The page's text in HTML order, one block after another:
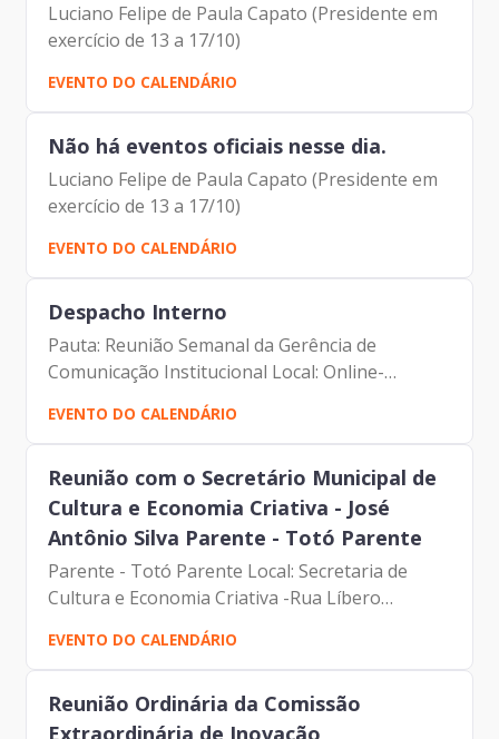
Luciano Felipe de Paula Capato (Presidente em
exercício de 13 a 17/10)
EVENTO DO CALENDÁRIO
Não há eventos oficiais nesse dia.
Luciano Felipe de Paula Capato (Presidente em
exercício de 13 a 17/10)
EVENTO DO CALENDÁRIO
Despacho Interno
Pauta: Reunião Semanal da Gerência de
Comunicação Institucional Local: Online-
Microsoft Teams Participantes: - Francisco
Forbes – Presidente | Prodam-SP - André
Tomiatto - Assessor da...
EVENTO DO CALENDÁRIO
Reunião com o Secretário Municipal de
Cultura e Economia Criativa - José
Antônio Silva Parente - Totó Parente
Parente - Totó Parente Local: Secretaria de
Cultura e Economia Criativa -Rua Líbero
Badaró, 346, 8º andar Pauta: Demandas da
Secretaria de Tecnologia Participantes: -
Francisco Forbes –...
EVENTO DO CALENDÁRIO
Reunião Ordinária da Comissão
Extraordinária de Inovação